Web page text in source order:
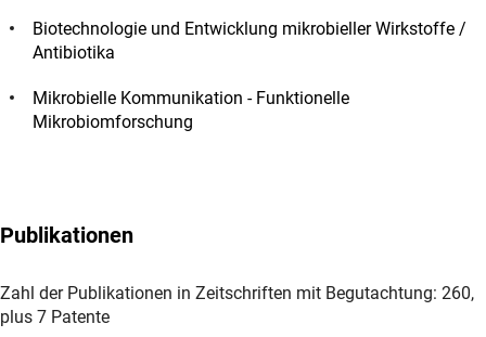
Biotechnologie und Entwicklung mikrobieller Wirkstoffe /
Antibiotika
Mikrobielle Kommunikation - Funktionelle
Mikrobiomforschung
Publikationen
Zahl der Publikationen in Zeitschriften mit Begutachtung: 260,
plus 7 Patente